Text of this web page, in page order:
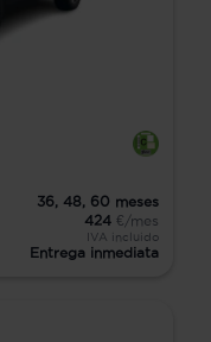
36, 48, 60 meses
424 €/mes
IVA incluido
Entrega inmediata